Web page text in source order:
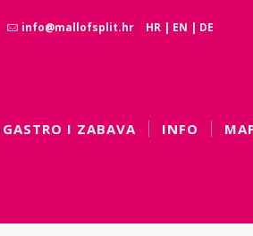
info@mallofsplit.hr HR | EN | DE
GASTRO I ZABAVA INFO